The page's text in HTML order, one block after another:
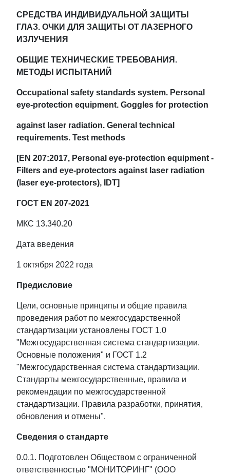
СРЕДСТВА ИНДИВИДУАЛЬНОЙ ЗАЩИТЫ
ГЛАЗ. ОЧКИ ДЛЯ ЗАЩИТЫ ОТ ЛАЗЕРНОГО
ИЗЛУЧЕНИЯ
ОБЩИЕ ТЕХНИЧЕСКИЕ ТРЕБОВАНИЯ.
МЕТОДЫ ИСПЫТАНИЙ
Occupational safety standards system. Personal
eye-protection equipment. Goggles for protection
against laser radiation. General technical
requirements. Test methods
[EN 207:2017, Personal eye-protection equipment -
Filters and eye-protectors against laser radiation
(laser eye-protectors), IDT]
ГОСТ EN 207-2021
МКС 13.340.20
Дата введения
1 октября 2022 года
Предисловие
Цели, основные принципы и общие правила
проведения работ по межгосударственной
стандартизации установлены ГОСТ 1.0
"Межгосударственная система стандартизации.
Основные положения" и ГОСТ 1.2
"Межгосударственная система стандартизации.
Стандарты межгосударственные, правила и
рекомендации по межгосударственной
стандартизации. Правила разработки, принятия,
обновления и отмены".
Сведения о стандарте
0.0.1. Подготовлен Обществом с ограниченной
ответственностью "МОНИТОРИНГ" (ООО